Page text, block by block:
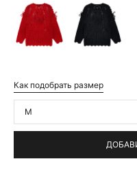
Как подобрать размер
M